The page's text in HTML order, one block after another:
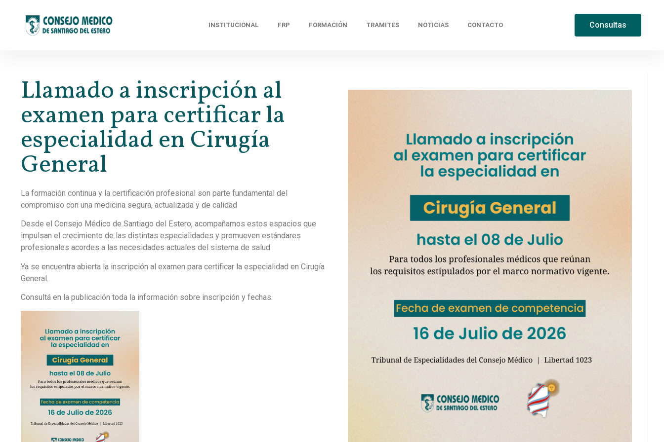
INSTITUCIONAL FRP FORMACIÓN TRAMITES NOTICIAS CONTACTO Consultas
Llamado a inscripción al
examen para certificar la
especialidad en Cirugía
General
La formación continua y la certificación profesional son parte fundamental del
compromiso con una medicina segura, actualizada y de calidad
Desde el Consejo Médico de Santiago del Estero, acompañamos estos espacios que
impulsan el crecimiento de las distintas especialidades y promueven estándares
profesionales acordes a las necesidades actuales del sistema de salud
Ya se encuentra abierta la inscripción al examen para certificar la especialidad en Cirugía
General.
Consultá en la publicación toda la información sobre inscripción y fechas.